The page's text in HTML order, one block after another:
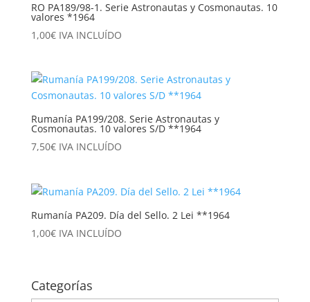
RO PA189/98-1. Serie Astronautas y Cosmonautas. 10
valores *1964
1,00€ IVA INCLUÍDO
Rumanía PA199/208. Serie Astronautas y
Cosmonautas. 10 valores S/D **1964
7,50€ IVA INCLUÍDO
Rumanía PA209. Día del Sello. 2 Lei **1964
1,00€ IVA INCLUÍDO
Categorías